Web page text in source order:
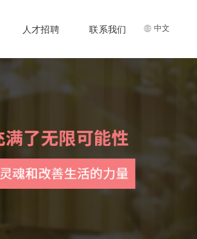
人才招聘 联系我们 中文